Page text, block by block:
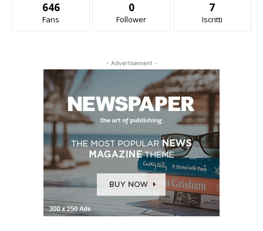
646
Fans
0
Follower
7
Iscritti
- Advertisement -